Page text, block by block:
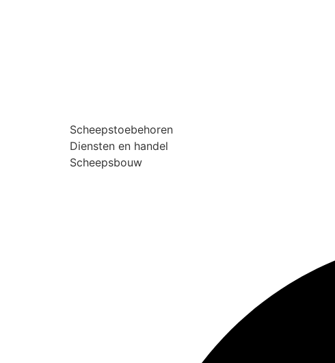
Scheepstoebehoren
Diensten en handel
Scheepsbouw